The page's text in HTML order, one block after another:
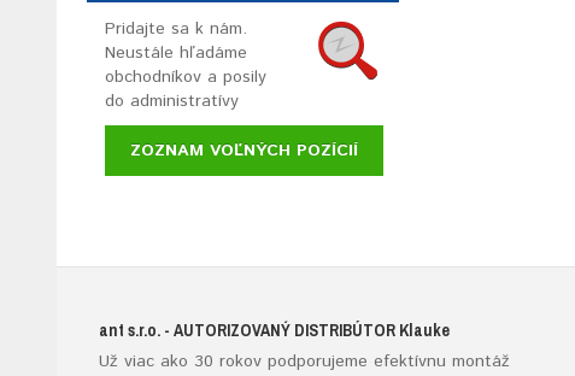
Pridajte sa k nám.
Neustále hľadáme
obchodníkov a posily
do administratívy
ZOZNAM VOĽNÝCH POZÍCIÍ
ant s.r.o. - AUTORIZOVANÝ DISTRIBÚTOR Klauke
Už viac ako 30 rokov podporujeme efektívnu montáž